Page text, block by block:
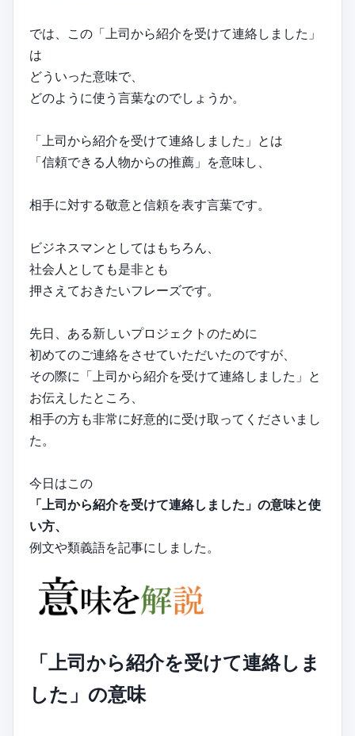
では、この「上司から紹介を受けて連絡しました」
は
どういった意味で、
どのように使う言葉なのでしょうか。
「上司から紹介を受けて連絡しました」とは
「信頼できる人物からの推薦」を意味し、
相手に対する敬意と信頼を表す言葉です。
ビジネスマンとしてはもちろん、
社会人としても是非とも
押さえておきたいフレーズです。
先日、ある新しいプロジェクトのために
初めてのご連絡をさせていただいたのですが、
その際に「上司から紹介を受けて連絡しました」と
お伝えしたところ、
相手の方も非常に好意的に受け取ってくださいまし
た。
今日はこの
「上司から紹介を受けて連絡しました」の意味と使
い方、
例文や類義語を記事にしました。
「上司から紹介を受けて連絡しま
した」の意味